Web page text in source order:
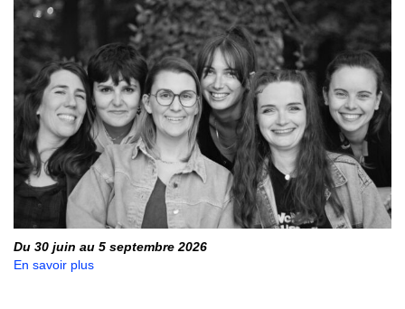
Du 30 juin au 5 septembre 2026
En savoir plus